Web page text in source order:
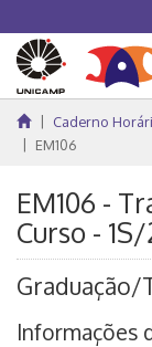
Caderno
EM106
EM106 -
Curso - 1S/
Graduação/
Informações